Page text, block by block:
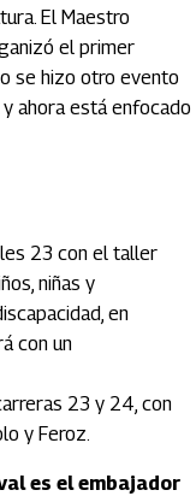
El Maestro
el primer
se hizo otro evento
ahora está enfocado
23 con el taller
niñas y
en
con un
23 y 24, con
y Feroz.
es el embajador